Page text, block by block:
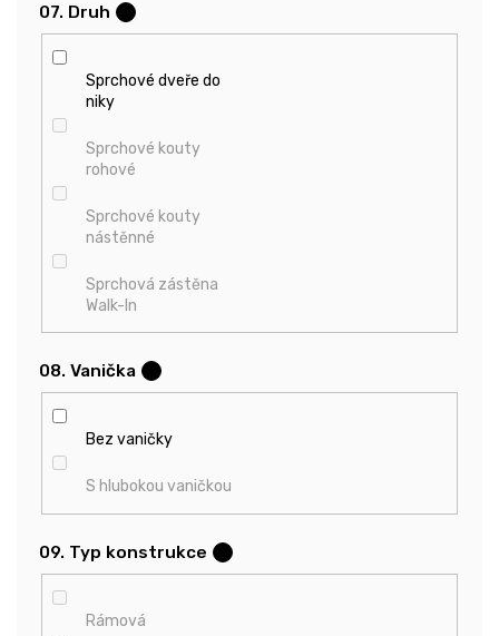
07. Druh
Sprchové dveře do
niky
Sprchové kouty
rohové
Sprchové kouty
nástěnné
Sprchová zástěna
Walk-In
08. Vanička
Bez vaničky
S hlubokou vaničkou
09. Typ konstrukce
Rámová